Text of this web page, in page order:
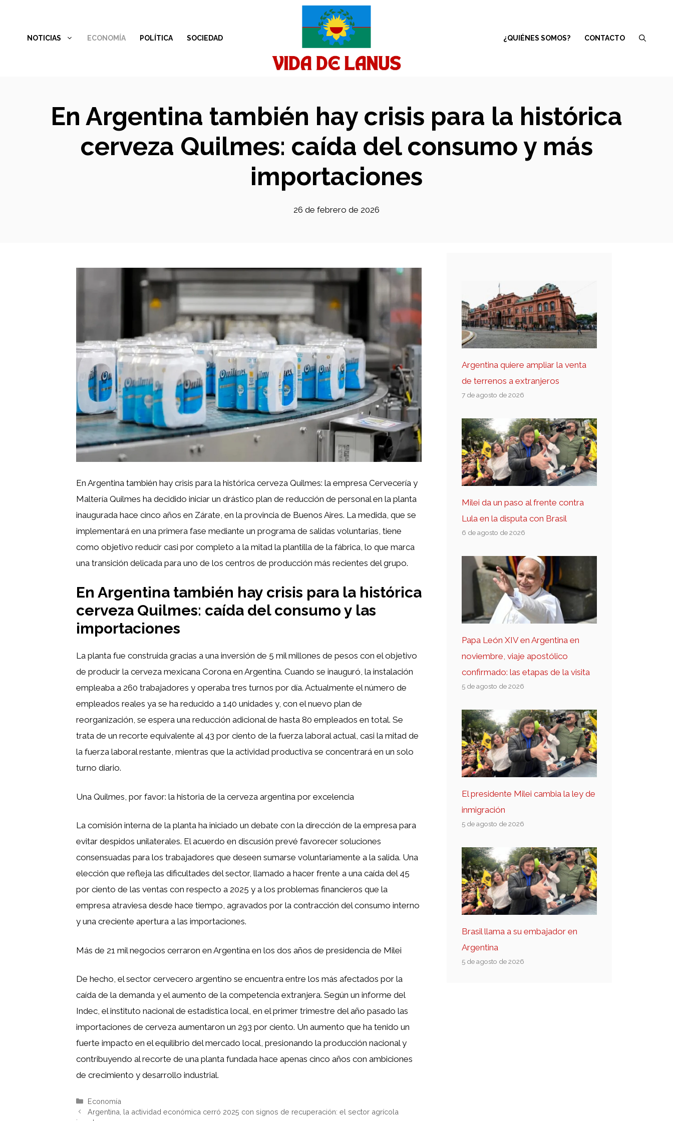
contenidoNOTICIAS ECONOMÍA POLÍTICA SOCIEDAD ¿QUIÉNES SOMOS? CONTACTO
En Argentina también hay crisis para la histórica
cerveza Quilmes: caída del consumo y más
importaciones
26 de febrero de 2026
En Argentina también hay crisis para la histórica cerveza Quilmes: la empresa Cervecería y
Maltería Quilmes ha decidido iniciar un drástico plan de reducción de personal en la planta
inaugurada hace cinco años en Zárate, en la provincia de Buenos Aires. La medida, que se
implementará en una primera fase mediante un programa de salidas voluntarias, tiene
como objetivo reducir casi por completo a la mitad la plantilla de la fábrica, lo que marca
una transición delicada para uno de los centros de producción más recientes del grupo.
En Argentina también hay crisis para la histórica
cerveza Quilmes: caída del consumo y las
importaciones
La planta fue construida gracias a una inversión de 5 mil millones de pesos con el objetivo
de producir la cerveza mexicana Corona en Argentina. Cuando se inauguró, la instalación
empleaba a 260 trabajadores y operaba tres turnos por día. Actualmente el número de
empleados reales ya se ha reducido a 140 unidades y, con el nuevo plan de
reorganización, se espera una reducción adicional de hasta 80 empleados en total. Se
trata de un recorte equivalente al 43 por ciento de la fuerza laboral actual, casi la mitad de
la fuerza laboral restante, mientras que la actividad productiva se concentrará en un solo
turno diario.
Una Quilmes, por favor: la historia de la cerveza argentina por excelencia
La comisión interna de la planta ha iniciado un debate con la dirección de la empresa para
evitar despidos unilaterales. El acuerdo en discusión prevé favorecer soluciones
consensuadas para los trabajadores que deseen sumarse voluntariamente a la salida. Una
elección que refleja las dificultades del sector, llamado a hacer frente a una caída del 45
por ciento de las ventas con respecto a 2025 y a los problemas financieros que la
empresa atraviesa desde hace tiempo, agravados por la contracción del consumo interno
y una creciente apertura a las importaciones.
Más de 21 mil negocios cerraron en Argentina en los dos años de presidencia de Milei
De hecho, el sector cervecero argentino se encuentra entre los más afectados por la
caída de la demanda y el aumento de la competencia extranjera. Según un informe del
Indec, el instituto nacional de estadística local, en el primer trimestre del año pasado las
importaciones de cerveza aumentaron un 293 por ciento. Un aumento que ha tenido un
fuerte impacto en el equilibrio del mercado local, presionando la producción nacional y
contribuyendo al recorte de una planta fundada hace apenas cinco años con ambiciones
de crecimiento y desarrollo industrial.
Categorías
Economía
Argentina, la actividad económica cerró 2025 con signos de recuperación: el sector agrícola
Argentina quiere ampliar la venta
de terrenos a extranjeros
7 de agosto de 2026
Milei da un paso al frente contra
Lula en la disputa con Brasil
6 de agosto de 2026
Papa León XIV en Argentina en
noviembre, viaje apostólico
confirmado: las etapas de la visita
5 de agosto de 2026
El presidente Milei cambia la ley de
inmigración
5 de agosto de 2026
Brasil llama a su embajador en
Argentina
5 de agosto de 2026